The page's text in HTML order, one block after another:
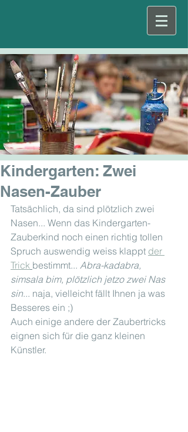
Kindergarten: Zwei
Nasen-Zauber
Tatsächlich, da sind plötzlich zwei
Nasen... Wenn das Kindergarten-
Zauberkind noch einen richtig tollen
Spruch auswendig weiss klappt der
Trick bestimmt... Abra-kadabra,
simsala bim, plötzlich jetzo zwei Nas
sin... naja, vielleicht fällt Ihnen ja was
Besseres ein ;)
Auch einige andere der Zaubertricks
eignen sich für die ganz kleinen
Künstler.